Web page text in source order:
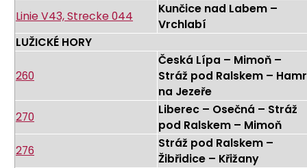
Linie V43, Strecke 044
Kunčice nad Labem –
Vrchlabí
LUŽICKÉ HORY
260
Česká Lípa – Mimoň –
Stráž pod Ralskem – Hamr
na Jezeře
270
Liberec – Osečná – Stráž
pod Ralskem – Mimoň
276
Stráž pod Ralskem –
Žibřidice – Křižany